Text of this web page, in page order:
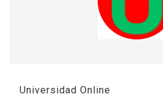
Universidad Online